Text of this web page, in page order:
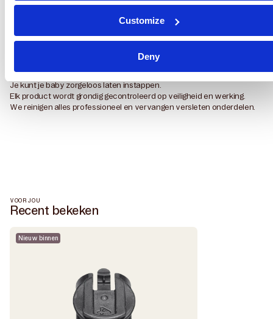
Customize
Deny
Veilig & schoon Premium service en garantie
Service center & showroom
Je kunt je baby zorgeloos laten instappen.
Elk product wordt grondig gecontroleerd op veiligheid en werking.
We reinigen alles professioneel en vervangen versleten onderdelen.
VOOR JOU
Recent bekeken
Nieuw binnen